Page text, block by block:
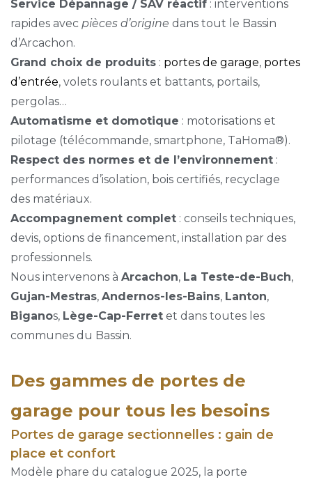
Service Dépannage / SAV réactif : interventions
rapides avec pièces d’origine dans tout le Bassin
d’Arcachon.
Grand choix de produits : portes de garage, portes
d’entrée, volets roulants et battants, portails,
pergolas…
Automatisme et domotique : motorisations et
pilotage (télécommande, smartphone, TaHoma®).
Respect des normes et de l’environnement :
performances d’isolation, bois certifiés, recyclage
des matériaux.
Accompagnement complet : conseils techniques,
devis, options de financement, installation par des
professionnels.
Nous intervenons à Arcachon, La Teste-de-Buch,
Gujan-Mestras, Andernos-les-Bains, Lanton,
Biganos, Lège-Cap-Ferret et dans toutes les
communes du Bassin.
Des gammes de portes de
garage pour tous les besoins
Portes de garage sectionnelles : gain de
place et confort
Modèle phare du catalogue 2025, la porte